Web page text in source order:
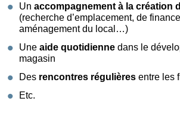
Un accompagnement à la création
(recherche d’emplacement, de
aménagement du local…)
Une aide quotidienne dans le
magasin
Des rencontres régulières entre les
Etc.